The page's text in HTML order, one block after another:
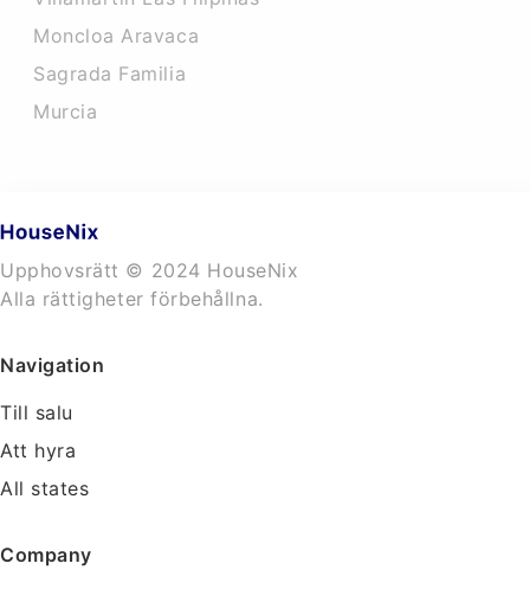
Moncloa Aravaca
Sagrada Familia
Murcia
Upphovsrätt © 2024 HouseNix
Alla rättigheter förbehållna.
Navigation
Till salu
Att hyra
All states
Company